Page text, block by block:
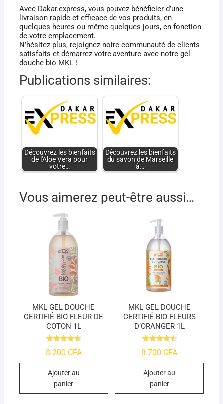
Avec Dakar.express, vous pouvez bénéficier d’une
livraison rapide et efficace de vos produits, en
quelques heures ou même quelques jours, en fonction
de votre emplacement.
N’hésitez plus, rejoignez notre communauté de clients
satisfaits et démarrez votre aventure avec notre gel
douche bio MKL !
Publications similaires:
Découvrez les bienfaits
de l'Aloe Vera pour
votre…
Découvrez les bienfaits
du savon de Marseille
à…
Vous aimerez peut-être aussi…
MKL GEL DOUCHE
CERTIFIÉ BIO FLEUR DE
COTON 1L
4.66
8.200 CFA
Ajouter au
panier
MKL GEL DOUCHE
CERTIFIÉ BIO FLEURS
D’ORANGER 1L
4.66
8.700 CFA
Ajouter au
panier